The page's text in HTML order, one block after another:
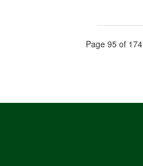
Page 95 of 174